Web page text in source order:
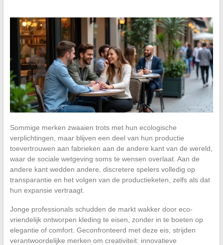
Sommige merken zwaaien trots met hun ecologische
verplichtingen, maar blijven een deel van hun productie
toevertrouwen aan fabrieken aan de andere kant van de wereld,
waar de sociale wetgeving soms te wensen overlaat. Aan de
andere kant wedden andere, discretere spelers volledig op
transparantie en het volgen van de productieketen, zelfs als dat
hun expansie vertraagt.
Jonge professionals schudden de markt wakker door eco-
vriendelijk ontworpen kleding te eisen, zonder in te boeten op
elegantie of comfort. Geconfronteerd met deze eis, strijden
verantwoordelijke merken om creativiteit: innovatieve